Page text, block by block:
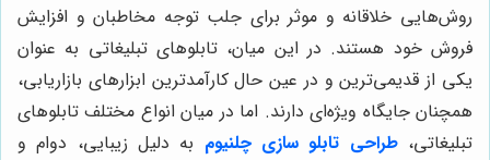
روش‌هایی خلاقانه و موثر برای جلب توجه مخاطبان و افزایش
فروش خود هستند. در این میان، تابلوهای تبلیغاتی به عنوان
یکی از قدیمی‌ترین و در عین حال کارآمدترین ابزارهای بازاریابی،
همچنان جایگاه ویژه‌ای دارند. اما در میان انواع مختلف تابلوهای
تبلیغاتی،طراحی تابلو سازی چلنیوم به دلیل زیبایی، دوام و